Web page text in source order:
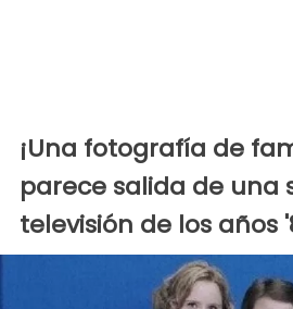
¡Una fotografía de
parece salida de una
televisión de los años